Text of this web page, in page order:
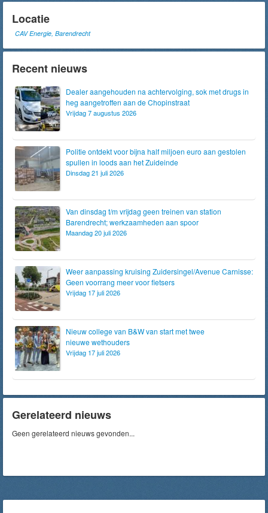
Locatie
CAV Energie, Barendrecht
Recent nieuws
Dealer aangehouden na achtervolging, sok met drugs in
heg aangetroffen aan de Chopinstraat
Vrijdag 7 augustus 2026
Politie ontdekt voor bijna half miljoen euro aan gestolen
spullen in loods aan het Zuideinde
Dinsdag 21 juli 2026
Van dinsdag t/m vrijdag geen treinen van station
Barendrecht; werkzaamheden aan spoor
Maandag 20 juli 2026
Weer aanpassing kruising Zuidersingel/Avenue Carnisse:
Geen voorrang meer voor fietsers
Vrijdag 17 juli 2026
Nieuw college van B&W van start met twee
nieuwe wethouders
Vrijdag 17 juli 2026
Gerelateerd nieuws
Geen gerelateerd nieuws gevonden...